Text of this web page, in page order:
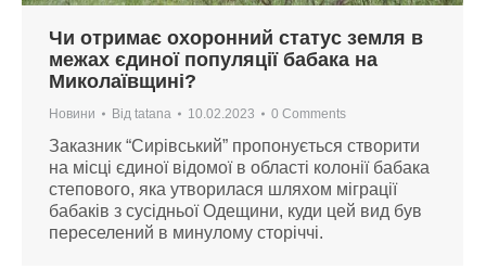
Чи отримає охоронний статус земля в
межах єдиної популяції бабака на
Миколаївщині?
Новини Від tatana 10.02.2023 0 Comments
Заказник “Сирівський” пропонується створити
на місці єдиної відомої в області колонії бабака
степового, яка утворилася шляхом міграції
бабаків з сусідньої Одещини, куди цей вид був
переселений в минулому сторіччі.